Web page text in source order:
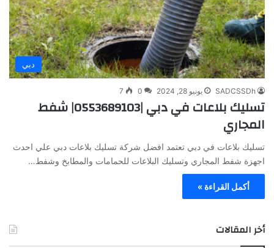
دبي
SADCSSDh يونيو 28, 2024 0
7
تسليك بلاعات في دبي |0553689103| شفط
المجاري
تسليك بلاعات في دبي تعتمد افضل شركة تسليك بلاعات دبي علي احدث
اجهزة شفط المجاري وتسليك البلاعات للحمامات والمطابخ وشفط…
أكمل القراءة »
أخر المقالات